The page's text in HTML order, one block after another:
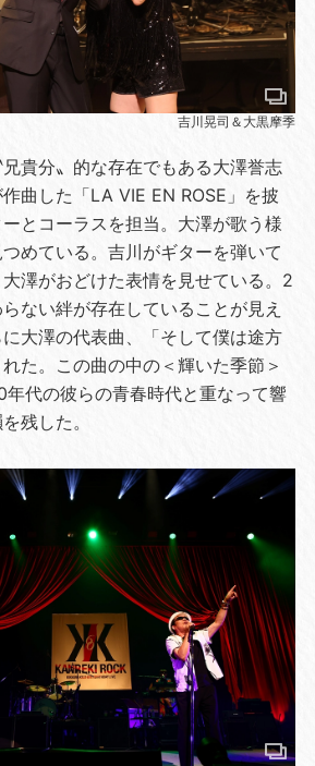
吉川晃司＆大黒摩季
貴分〟的な存在でもある大澤誉志
曲した「LA VIE EN ROSE」を披
とコーラスを担当。大澤が歌う様
めている。吉川がギターを弾いて
澤がおどけた表情を見せている。2
ない絆が存在していることが見え
大澤の代表曲、「そして僕は途方
た。この曲の中の＜輝いた季節＞
年代の彼らの青春時代と重なって響
残した。